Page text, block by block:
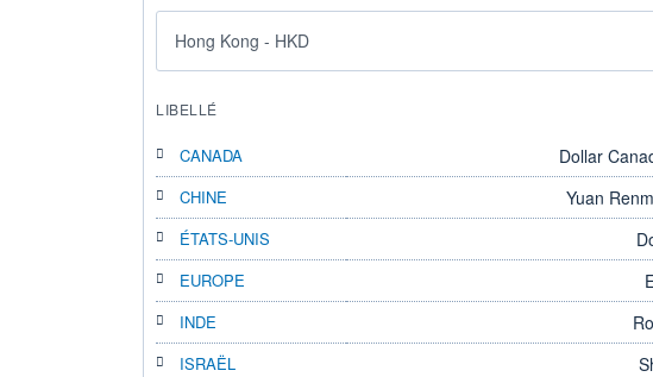
Hong Kong - HKD
LIBELLÉ
CANADA Dollar
CHINE Yuan
ÉTATS-UNIS
EUROPE
INDE
ISRAËL